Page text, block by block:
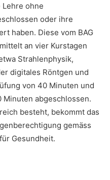
ohne
oder ihre
haben. Diese vom BAG
an vier Kurstagen
Strahlenphysik,
digitales Röntgen und
von 40 Minuten und
abgeschlossen.
besteht, bekommt das
gemäss
Gesundheit.